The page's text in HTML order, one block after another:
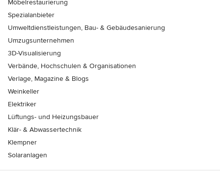
Möbelrestaurierung
Spezialanbieter
Umweltdienstleistungen, Bau- & Gebäudesanierung
Umzugsunternehmen
3D-Visualisierung
Verbände, Hochschulen & Organisationen
Verlage, Magazine & Blogs
Weinkeller
Elektriker
Lüftungs- und Heizungsbauer
Klär- & Abwassertechnik
Klempner
Solaranlagen